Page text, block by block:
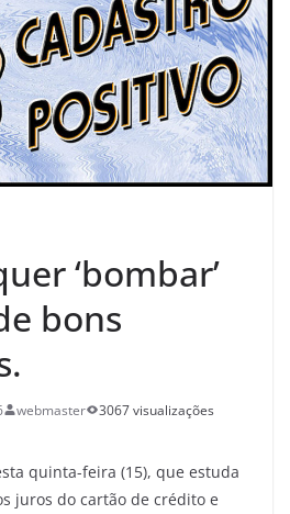
‘bombar’
bons
webmaster
3067 visualizações
quinta-feira (15), que estuda
juros do cartão de crédito e